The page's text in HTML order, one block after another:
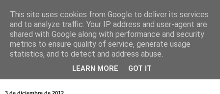
Comoju
La Cocina del Día a Día y el día a día de la Gastronomía
This site uses cookies from Google to deliver its services
and to analyze traffic. Your IP address and user-agent are
shared with Google along with performance and security
metrics to ensure quality of service, generate usage
statistics, and to detect and address abuse.
LEARN MORE GOT IT